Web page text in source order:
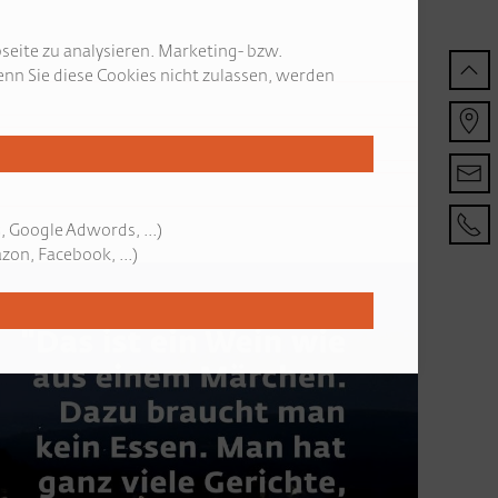
zu analysieren. Marketing- bzw.
Sie diese Cookies nicht zulassen, werden
Google Adwords, ...)
Facebook, ...)